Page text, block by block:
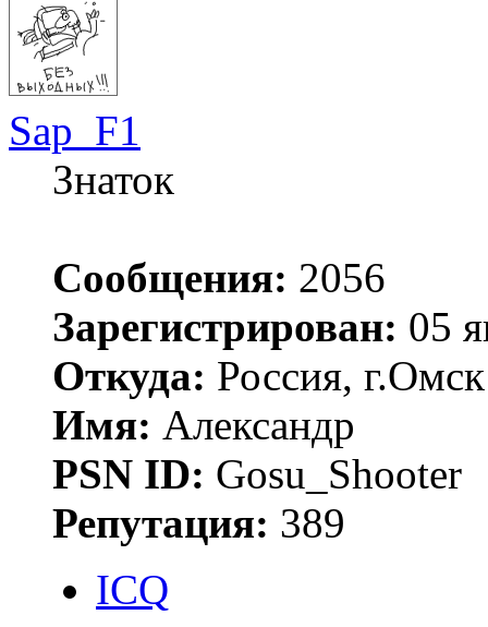
Sap_F1
Знаток
Сообщения: 2056
Зарегистрирован: 05
Откуда: Россия, г.Омск
Имя: Александр
PSN ID: Gosu_Shooter
Репутация: 389
ICQ